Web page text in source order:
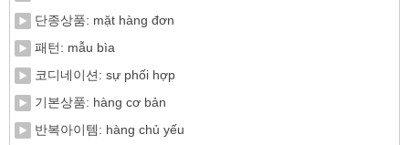
단종상품: mặt hàng đơn
패턴: mẫu bìa
코디네이션: sự phối hợp
기본상품: hàng cơ bản
반복아이템: hàng chủ yếu